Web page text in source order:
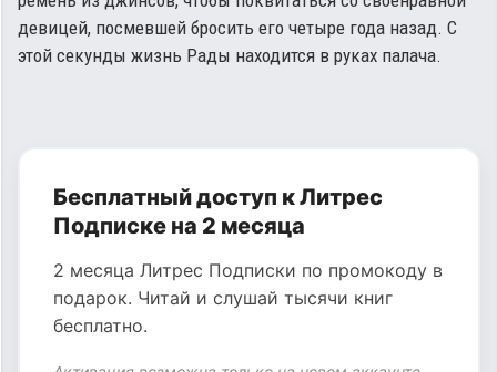
девицей, посмевшей бросить его четыре года назад. С
этой секунды жизнь Рады находится в руках палача.
Бесплатный доступ к Литрес
Подписке на 2 месяца
2 месяца Литрес Подписки по промокоду в
подарок. Читай и слушай тысячи книг
бесплатно.